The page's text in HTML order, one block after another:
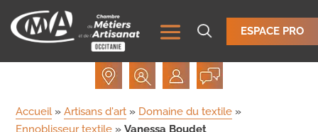
ESPACE PRO
Accueil »Artisans d'art » Domaine du textile »
Ennoblisseur textile »Vanessa Boudet